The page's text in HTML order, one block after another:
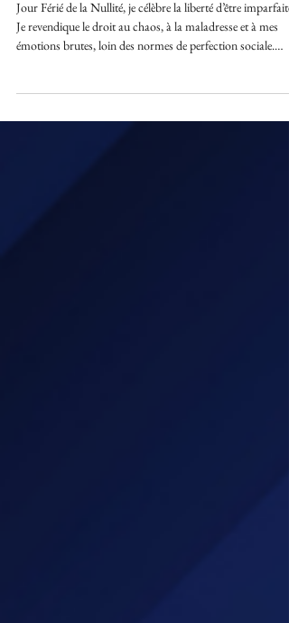
nullité : Poésie de poubelle dorée.
Jour Férié de la Nullité, je célèbre la liberté d’être imparfaite.
conceptuel.